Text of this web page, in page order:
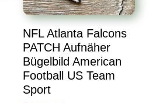
NFL Atlanta Falcons
PATCH Aufnäher
Bügelbild American
Football US Team
Sport